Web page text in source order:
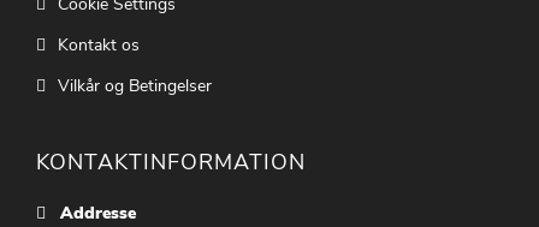
Kontakt os
Vilkår og Betingelser
KONTAKTINFORMATION
Addresse